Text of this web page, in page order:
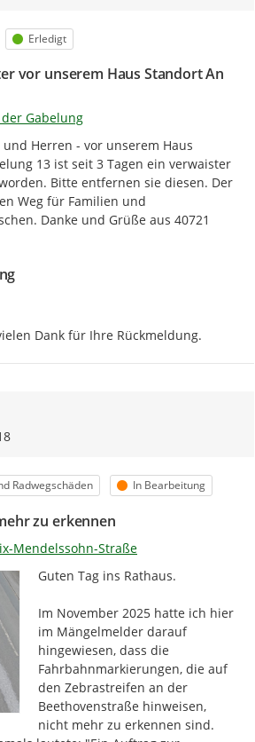
Status
Erledigt
vor unserem Haus Standort An
Gabelung
Herren - vor unserem Haus
13 ist seit 3 Tagen ein verwaister
Bitte entfernen sie diesen. Der
Weg für Familien und
Danke und Grüße aus 40721
Dank für Ihre Rückmeldung.
Zur Äußerung
Radwegschäden Status
In Bearbeitung
zu erkennen
Mendelssohn-Straße
Guten Tag ins Rathaus.
Im November 2025 hatte ich hier
im Mängelmelder darauf
hingewiesen, dass die
Fahrbahnmarkierungen, die auf
den Zebrastreifen an der
Beethovenstraße hinweisen,
nicht mehr zu erkennen sind.